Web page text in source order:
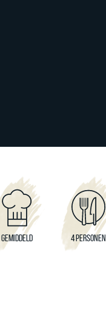
GEMIDDELD 4 PERSONEN